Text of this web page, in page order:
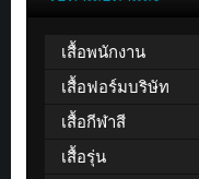
เสื้อพนักงาน
เสื้อฟอร์มบริษัท
เสื้อกีฬาสี
เสื้อรุ่น